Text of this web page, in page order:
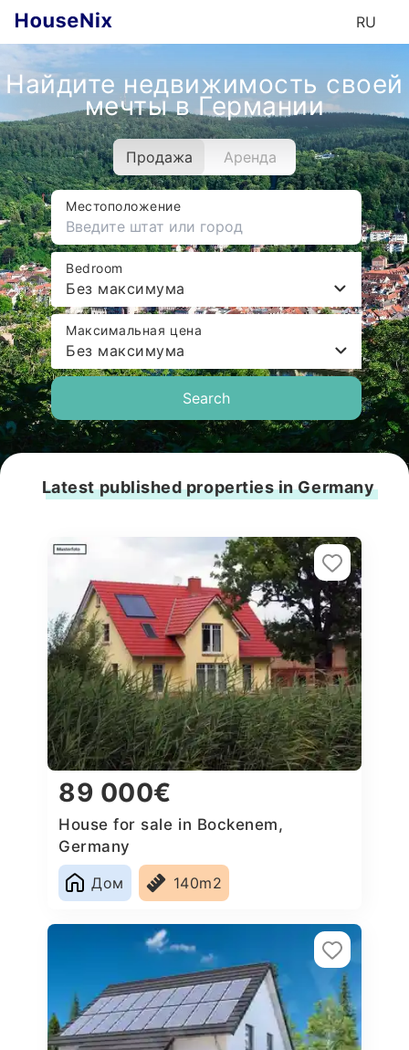
RU
Найдите недвижимость своей
мечты в Германии
Продажа Аренда
Местоположение
Bedroom
Без максимума
Максимальная цена
Без максимума
Search
Latest published properties in Germany
89 000€
House for sale in Bockenem,
Germany
Дом
140m2